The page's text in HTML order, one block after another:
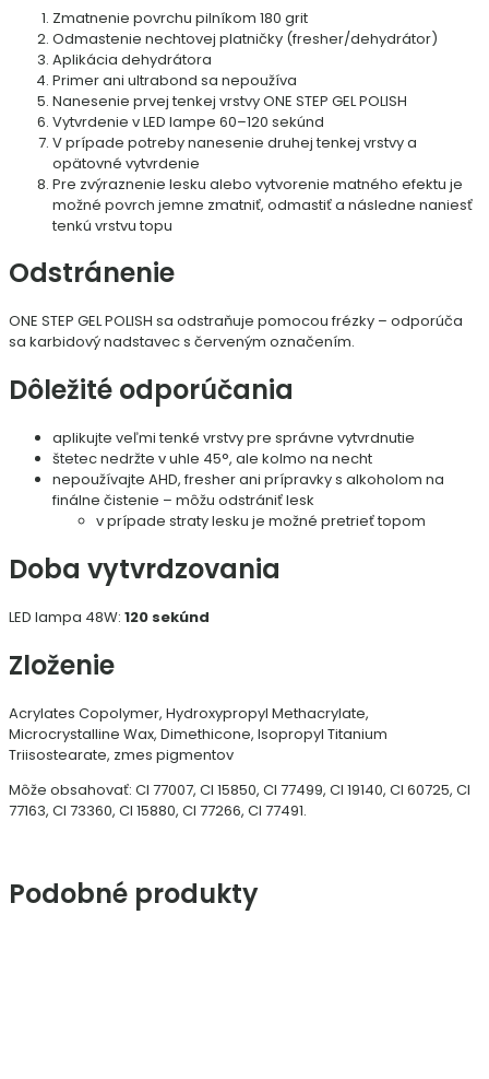
Zmatnenie povrchu pilníkom 180 grit
Odmastenie nechtovej platničky (fresher/dehydrátor)
Aplikácia dehydrátora
Primer ani ultrabond sa nepoužíva
Nanesenie prvej tenkej vrstvy ONE STEP GEL POLISH
Vytvrdenie v LED lampe 60–120 sekúnd
V prípade potreby nanesenie druhej tenkej vrstvy a
opätovné vytvrdenie
Pre zvýraznenie lesku alebo vytvorenie matného efektu je
možné povrch jemne zmatniť, odmastiť a následne naniesť
tenkú vrstvu topu
Odstránenie
ONE STEP GEL POLISH sa odstraňuje pomocou frézky – odporúča
sa karbidový nadstavec s červeným označením.
Dôležité odporúčania
aplikujte veľmi tenké vrstvy pre správne vytvrdnutie
štetec nedržte v uhle 45°, ale kolmo na necht
nepoužívajte AHD, fresher ani prípravky s alkoholom na
finálne čistenie – môžu odstrániť lesk
v prípade straty lesku je možné pretrieť topom
Doba vytvrdzovania
LED lampa 48W: 120 sekúnd
Zloženie
Acrylates Copolymer, Hydroxypropyl Methacrylate,
Microcrystalline Wax, Dimethicone, Isopropyl Titanium
Triisostearate, zmes pigmentov
Môže obsahovať: CI 77007, Cl 15850, Cl 77499, Cl 19140, Cl 60725, CI
77163, CI 73360, CI 15880, Cl 77266, Cl 77491.
Podobné produkty